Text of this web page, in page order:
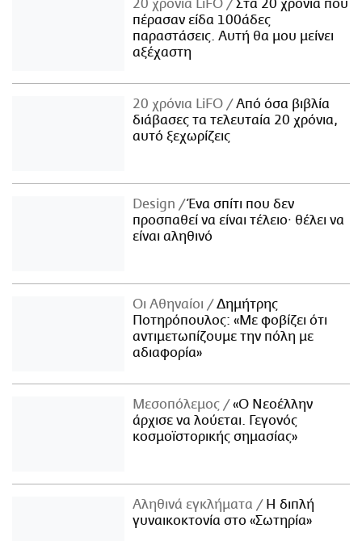
20 χρόνια LiFO
Στα 20 χρόνια που
πέρασαν είδα 100άδες
παραστάσεις. Αυτή θα μου μείνει
αξέχαστη
20 χρόνια LiFO
Από όσα βιβλία
διάβασες τα τελευταία 20 χρόνια,
αυτό ξεχωρίζεις
Design
Ένα σπίτι που δεν
προσπαθεί να είναι τέλειο· θέλει να
είναι αληθινό
Οι Αθηναίοι
Δημήτρης
Ποτηρόπουλος: «Με φοβίζει ότι
αντιμετωπίζουμε την πόλη με
αδιαφορία»
Μεσοπόλεμος
«Ο Νεοέλλην
άρχισε να λούεται. Γεγονός
κοσμοϊστορικής σημασίας»
Αληθινά εγκλήματα
Η διπλή
γυναικοκτονία στο «Σωτηρία»